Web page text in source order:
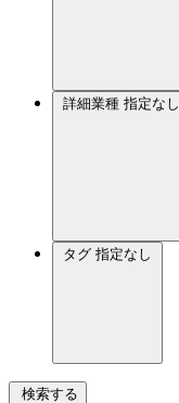
詳細業種 指定なし
タグ 指定なし
検索する